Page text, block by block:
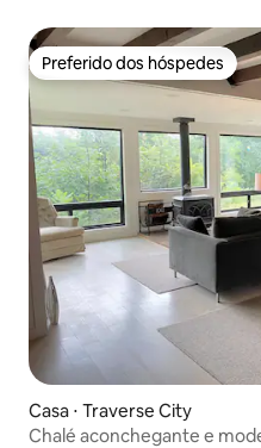
Preferido dos hóspedes
Preferido dos hóspedes
Casa ⋅ Traverse City
Chalé aconchegante e